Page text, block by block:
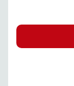
Приобрести
Воли можно
за пару минут: